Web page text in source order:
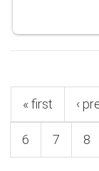
Pages
« first ‹
6 7 8